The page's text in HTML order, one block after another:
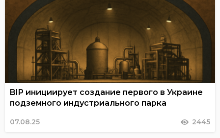
BIP инициирует создание первого в Украине
подземного индустриального парка
07.08.25 2445